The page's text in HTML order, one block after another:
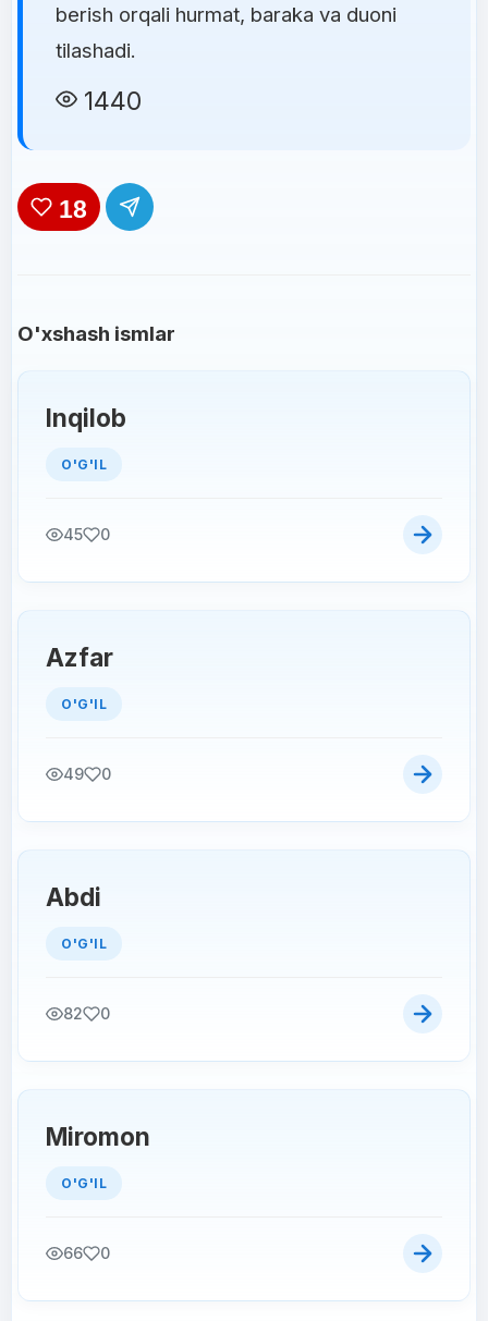
berish orqali hurmat, baraka va duoni
tilashadi.
1440
18
O'xshash ismlar
Inqilob
O'G'IL
45 0
Azfar
O'G'IL
49 0
Abdi
O'G'IL
82 0
Miromon
O'G'IL
66 0